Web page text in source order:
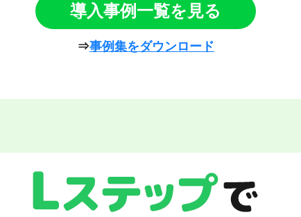
導入事例一覧を見る
⇒事例集をダウンロード